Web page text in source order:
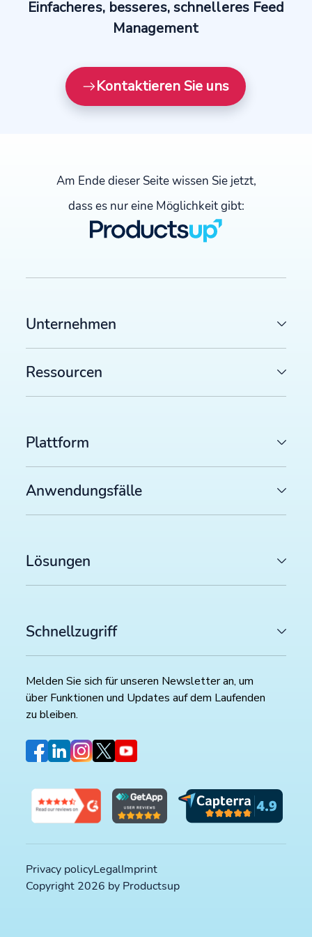
verkauft derzeit online in 81 Märkten
über verschiedene Kanäle und in 23
individuell angepassten Demo.
Jetzt Demovideo erstellen →
Einfacheres, besseres, schnelleres Feed
Management
Kontaktieren Sie uns
Am Ende dieser Seite wissen Sie jetzt,
dass es nur eine Möglichkeit gibt:
Unternehmen
Ressourcen
Plattform
Anwendungsfälle
Lösungen
Schnellzugriff
Melden Sie sich für unseren Newsletter an, um
über Funktionen und Updates auf dem Laufenden
zu bleiben.
Privacy policyLegalImprint
Copyright 2026 by Productsup